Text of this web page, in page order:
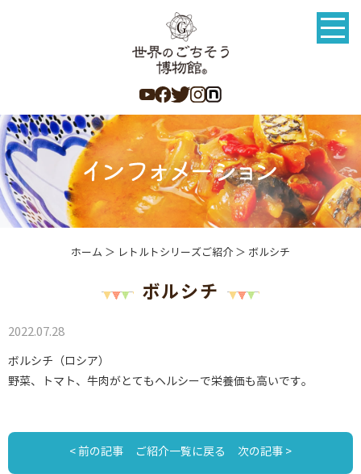
ホーム ＞ レトルトシリーズご紹介 ＞ ボルシチ
ボルシチ
2022.07.28
ボルシチ（ロシア）
野菜、トマト、牛肉がとてもヘルシーで栄養価も高いです。
< 前の記事 ご紹介一覧に戻る 次の記事 >